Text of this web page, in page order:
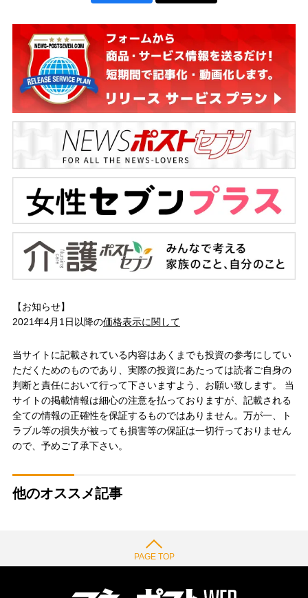
【お知らせ】
2021年4月1日以降の価格表示に関して
当サイトに記載されている内容はあくまでも投資の参考にしてい
ただくためのものであり、実際の投資にあたっては読者ご自身の
判断と責任において行って下さいますよう、お願い致します。 当
サイトの掲載情報は細心の注意を払っておりますが、記載される
全ての情報の正確性を保証するものではありません。万が一、ト
ラブル等の損失が被っても損害等の保証は一切行っておりません
ので、予めご了承下さい。
他のオススメ記事
PAGE TOP